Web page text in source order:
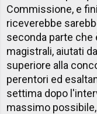
Commissione, e
riceverebbe
seconda parte che
magistrali, aiutati
superiore alla
perentori ed
settima dopo
massimo